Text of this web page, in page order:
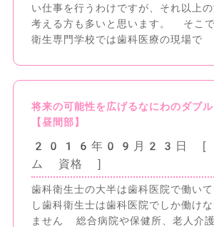
い仕事を行うわけですが、それ以上
考える方も多いと思います。 そこ
衛生専門学校では歯科医療の現場
将来の可能性を広げるなにわのダブ
【昼間部】
2016年09月23日
[
ム 資格 ]
歯科衛生士の大半は歯科医院で働い
し歯科衛生士は歯科医院でしか働け
ません 総合病院や保健所、老人介